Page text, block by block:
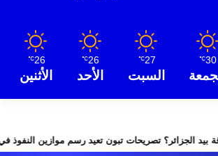
30
℃
27
℃
السبت
26
℃
الأحد
26
℃
الأثنين
تونس إلى ورقة بيد الجزائر؟ تصريحات تبون تعيد